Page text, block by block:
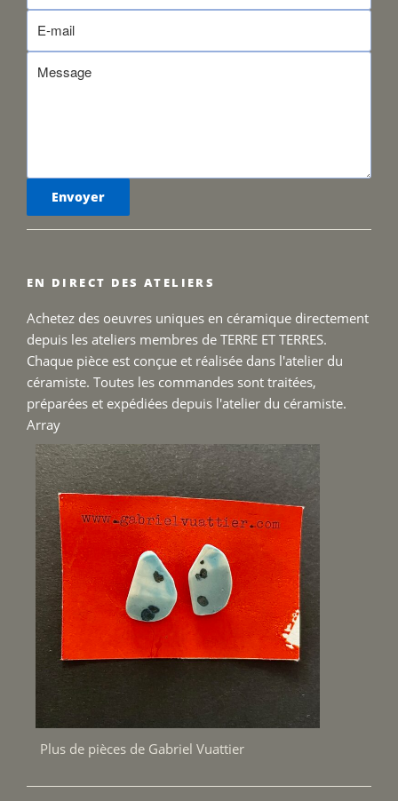
EN DIRECT DES ATELIERS
Achetez des oeuvres uniques en céramique directement
depuis les ateliers membres de TERRE ET TERRES.
Chaque pièce est conçue et réalisée dans l'atelier du
céramiste. Toutes les commandes sont traitées,
préparées et expédiées depuis l'atelier du céramiste.
Array
Plus de pièces de Gabriel Vuattier